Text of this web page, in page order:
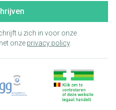
u zich in voor onze
onze privacy policy.